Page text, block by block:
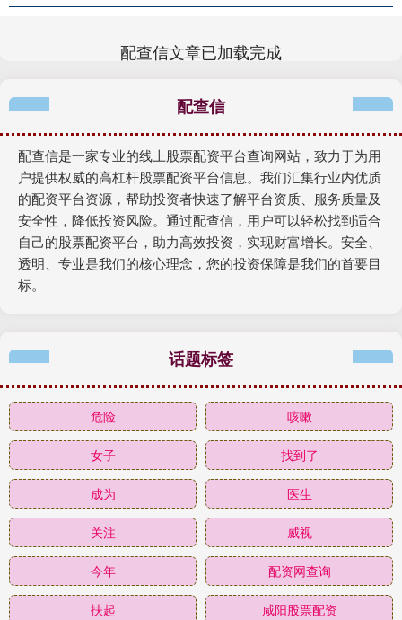
配查信文章已加载完成
配查信
配查信是一家专业的线上股票配资平台查询网站，致力于为用
户提供权威的高杠杆股票配资平台信息。我们汇集行业内优质
的配资平台资源，帮助投资者快速了解平台资质、服务质量及
安全性，降低投资风险。通过配查信，用户可以轻松找到适合
自己的股票配资平台，助力高效投资，实现财富增长。安全、
透明、专业是我们的核心理念，您的投资保障是我们的首要目
标。
话题标签
危险 咳嗽
女子 找到了
成为 医生
关注 威视
今年 配资网查询
扶起 咸阳股票配资